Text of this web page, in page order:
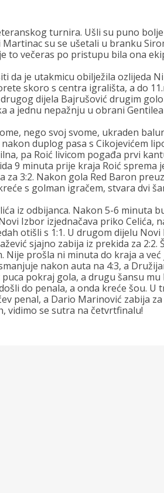
turnira. Ušli su puno
su se ušetali u branku
to večeras po pristupu bila ona
da je utakmicu obilježila ozlijeda
skoro s centra igrališta, a do
dijela Bajrušović drugim
a jednu nepažnju u obrani
nego svoj svome, ukraden
duplog pasa s Cikojevićem
pa Roić livicom pogađa prvi
9 minuta prije kraja Roić sprema
3:2. Nakon gola Red Baron
s golman igračem, stvara dvi
iz odbijanca. Nakon 5-6 minuta
Izbor izjednačava priko Celića,
otišli s 1:1. U drugom dijelu
sjajno zabija iz prekida za
prošla ni minuta do kraja a
nakon auta na 4:3, a
pokraj gola, a drugu šansu
do penala, a onda kreće šou. U
penal, a Dario Marinović zabija
vidimo se sutra na četvrtfinalu!